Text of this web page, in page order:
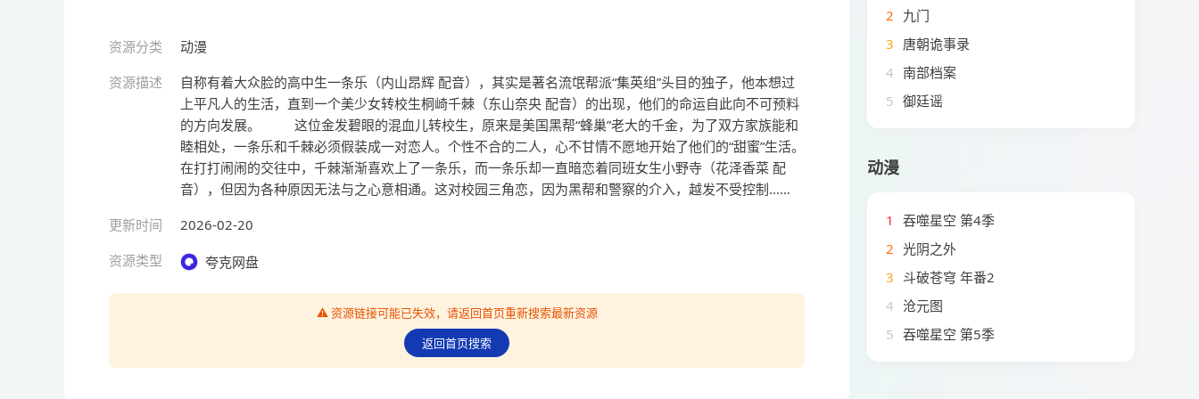
资源分类
动漫
资源描述
自称有着大众脸的高中生一条乐（内山昂辉 配音），其实是著名流氓帮派“集英组”头目的独子，他本想过
上平凡人的生活，直到一个美少女转校生桐崎千棘（东山奈央 配音）的出现，他们的命运自此向不可预料
的方向发展。 这位金发碧眼的混血儿转校生，原来是美国黑帮“蜂巢”老大的千金，为了双方家族能和
睦相处，一条乐和千棘必须假装成一对恋人。个性不合的二人，心不甘情不愿地开始了他们的“甜蜜”生活。
在打打闹闹的交往中，千棘渐渐喜欢上了一条乐，而一条乐却一直暗恋着同班女生小野寺（花泽香菜 配
音），但因为各种原因无法与之心意相通。这对校园三角恋，因为黑帮和警察的介入，越发不受控制……
更新时间
2026-02-20
资源类型
夸克网盘
⚠️ 资源链接可能已失效，请返回首页重新搜索最新资源
返回首页搜索
2 九门
3 唐朝诡事录
4 南部档案
5 御廷谣
动漫
1
吞噬星空 第4季
2 光阴之外
3 斗破苍穹 年番2
4 沧元图
5 吞噬星空 第5季